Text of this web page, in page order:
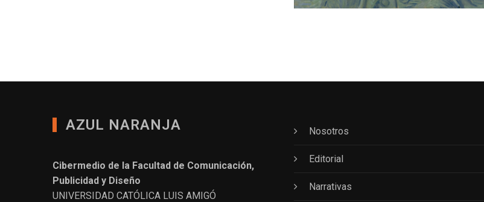
AZUL NARANJA
Cibermedio de la Facultad de Comunicación,
Publicidad y Diseño
UNIVERSIDAD CATÓLICA LUIS AMIGÓ
Nosotros
Editorial
Narrativas